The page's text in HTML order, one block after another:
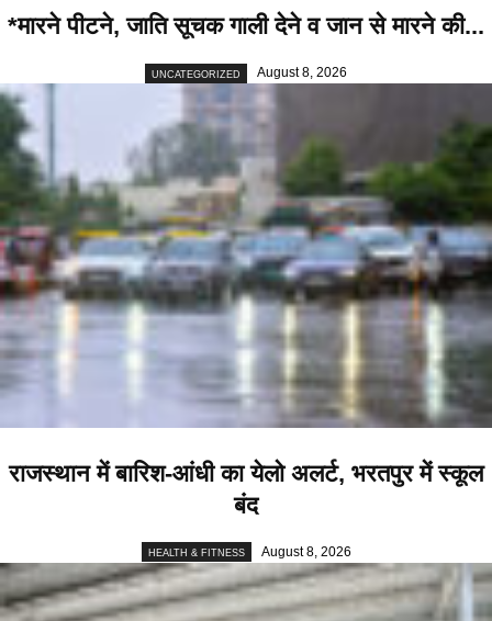
*मारने पीटने, जाति सूचक गाली देने व जान से मारने की...
UNCATEGORIZED August 8, 2026
राजस्थान में बारिश-आंधी का येलो अलर्ट, भरतपुर में स्कूल
बंद
HEALTH & FITNESS August 8, 2026